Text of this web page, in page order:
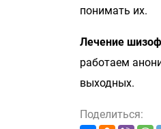
понимать их.
Лечение
работаем
выходных.
Поделиться: